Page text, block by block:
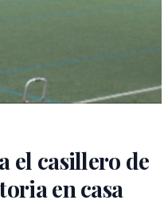
el casillero de
en casa